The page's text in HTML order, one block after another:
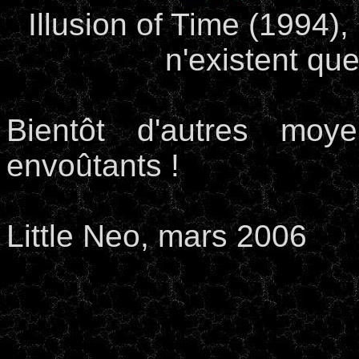
Illusion of Time
n'existent
Bientôt d'autres
envoûtants !
Little Neo, mars 2006